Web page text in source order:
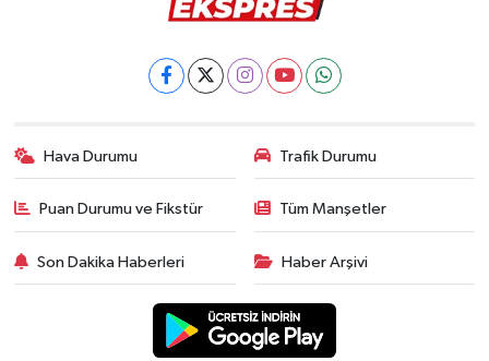
Hava Durumu Trafik Durumu
Puan Durumu ve Fikstür Tüm Manşetler
Son Dakika Haberleri Haber Arşivi